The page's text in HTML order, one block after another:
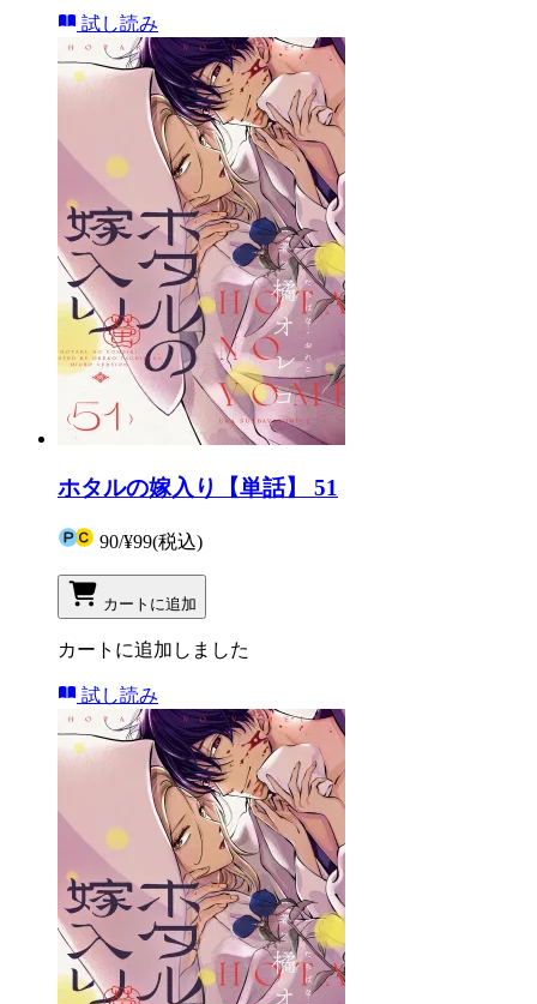
試し読み
ホタルの嫁入り【単話】 51
90/¥99(税込)
カートに追加
カートに追加しました
試し読み